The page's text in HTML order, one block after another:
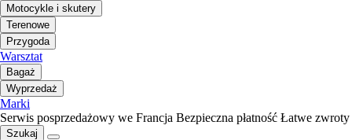
Motocykle i skutery
Terenowe
Przygoda
Warsztat
Bagaż
Wyprzedaż
Marki
Serwis posprzedażowy we Francja Bezpieczna płatność Łatwe zwroty
Szukaj